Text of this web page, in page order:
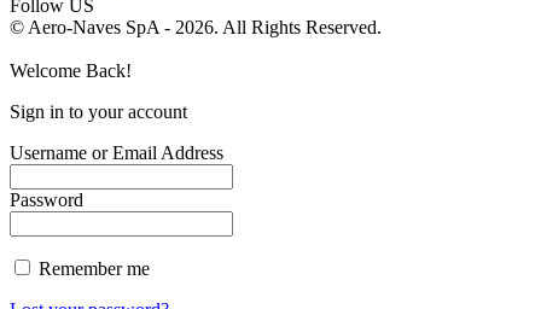
Follow US
© Aero-Naves SpA - 2026. All Rights Reserved.
Welcome Back!
Sign in to your account
Username or Email Address
Password
Remember me